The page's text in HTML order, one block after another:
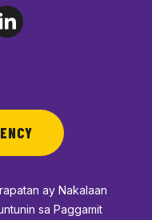
ay Nakalaan
sa Paggamit